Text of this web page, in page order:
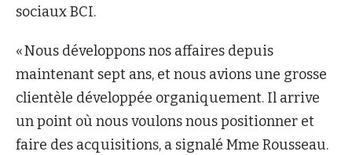
sociaux BCI.
« Nous développons nos affaires depuis
maintenant sept ans, et nous avions une grosse
clientèle développée organiquement. Il arrive
un point où nous voulons nous positionner et
faire des acquisitions, a signalé Mme Rousseau.